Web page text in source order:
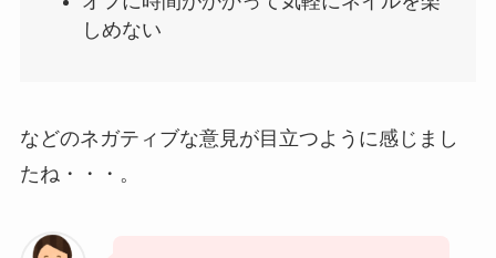
しめない
などのネガティブな意見が目立つように感じまし
たね・・・。